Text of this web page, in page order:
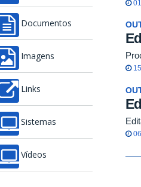
Documentos
Imagens
Links
Sistemas
Vídeos